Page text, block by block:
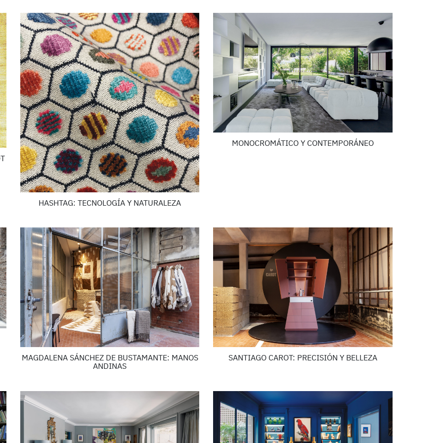
HASHTAG: TECNOLOGÍA Y NATURALEZA
MONOCROMÁTICO Y CONTEMPORÁNEO
MAGDALENA SÁNCHEZ DE BUSTAMANTE: MANOS
ANDINAS
SANTIAGO CAROT: PRECISIÓN Y BELLEZA